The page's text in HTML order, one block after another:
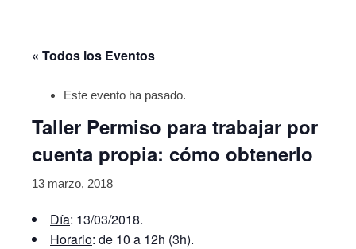
« Todos los Eventos
Este evento ha pasado.
Taller Permiso para trabajar por
cuenta propia: cómo obtenerlo
13 marzo, 2018
Día: 13/03/2018.
Horario: de 10 a 12h (3h).